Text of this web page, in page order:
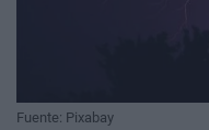
Fuente: Pixabay